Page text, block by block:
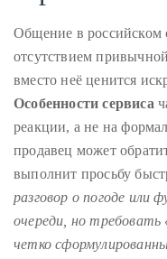
Общение в российском
отсутствием
вместо неё ценится
Особенности сервиса
реакции, а не на
продавец может
выполнит просьбу
разговор о погоде или
очереди, но требовать
четко